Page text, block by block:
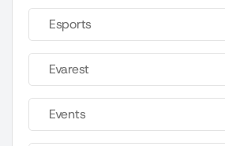
Esports
Evarest
Events